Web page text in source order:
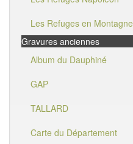
Les Refuges en Montagne
Gravures anciennes
Album du Dauphiné
GAP
TALLARD
Carte du Département